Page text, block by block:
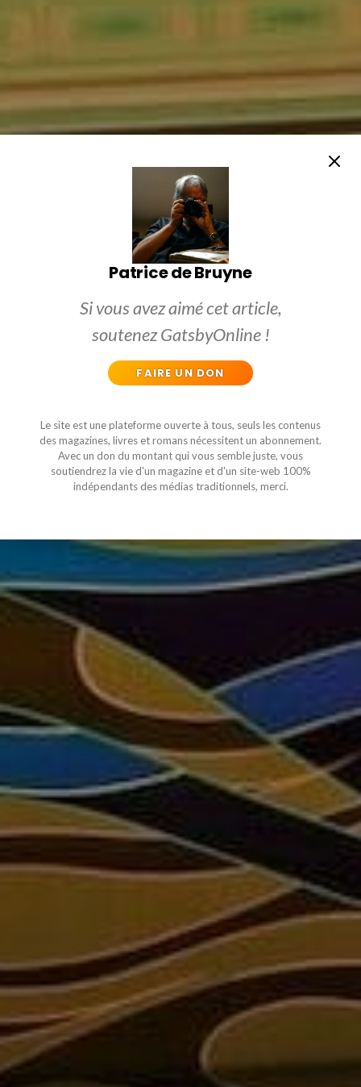
Patrice de Bruyne
Si vous avez aimé cet article,
soutenez GatsbyOnline !
FAIRE UN DON
Le site est une plateforme ouverte à tous, seuls les contenus
des magazines, livres et romans nécessitent un abonnement.
Avec un don du montant qui vous semble juste, vous
soutiendrez la vie d'un magazine et d'un site-web 100%
indépendants des médias traditionnels, merci.